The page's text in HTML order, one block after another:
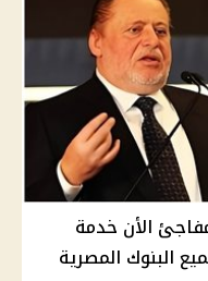
الأن خدمة
البنوك المصرية